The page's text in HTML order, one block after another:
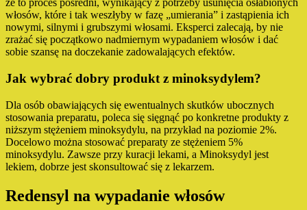
że to proces pośredni, wynikający z potrzeby usunięcia osłabionych
włosów, które i tak weszłyby w fazę „umierania” i zastąpienia ich
nowymi, silnymi i grubszymi włosami. Eksperci zalecają, by nie
zrażać się początkowo nadmiernym wypadaniem włosów i dać
sobie szansę na doczekanie zadowalających efektów.
Jak wybrać dobry produkt z minoksydylem?
Dla osób obawiających się ewentualnych skutków ubocznych
stosowania preparatu, poleca się sięgnąć po konkretne produkty z
niższym stężeniem minoksydylu, na przykład na poziomie 2%.
Docelowo można stosować preparaty ze stężeniem 5%
minoksydylu. Zawsze przy kuracji lekami, a Minoksydyl jest
lekiem, dobrze jest skonsultować się z lekarzem.
Redensyl na wypadanie włosów